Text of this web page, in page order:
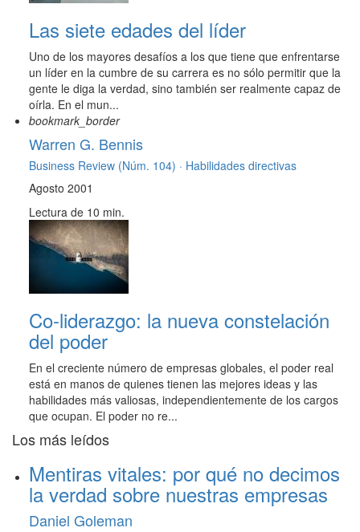
Las siete edades del líder
Uno de los mayores desafíos a los que tiene que enfrentarse
un líder en la cumbre de su carrera es no sólo permitir que la
gente le diga la verdad, sino también ser realmente capaz de
oírla. En el mun...
bookmark_border
Warren G. Bennis
Business Review (Núm. 104) · Habilidades directivas
Agosto 2001
Lectura de 10 min.
Co-liderazgo: la nueva constelación
del poder
En el creciente número de empresas globales, el poder real
está en manos de quienes tienen las mejores ideas y las
habilidades más valiosas, independientemente de los cargos
que ocupan. El poder no re...
Los más leídos
Mentiras vitales: por qué no decimos
la verdad sobre nuestras empresas
Daniel Goleman